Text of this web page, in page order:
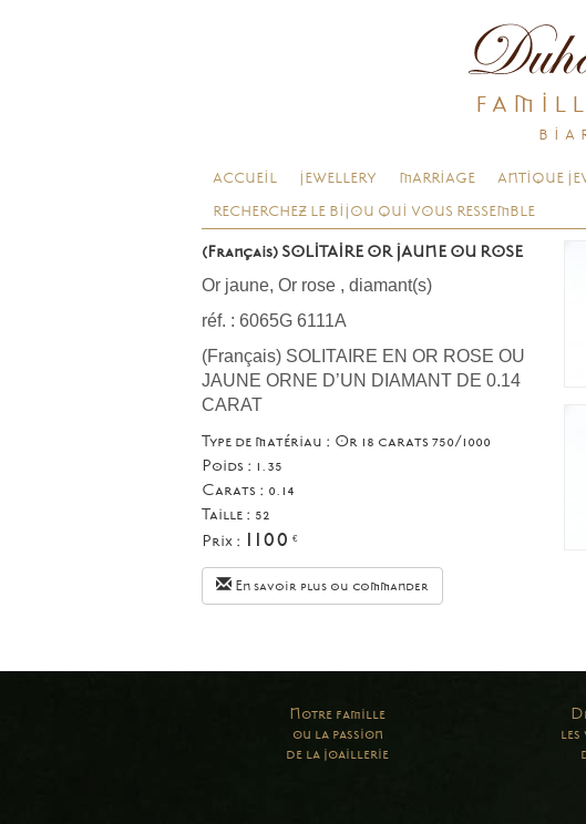
ACCUEIL JEWELLERY MARRIAGE ANTIQUE
RECHERCHEZ LE BIJOU QUI VOUS RESSEMBLE
(Français) SOLITAIRE OR JAUNE OU ROSE
Or jaune, Or rose , diamant(s)
réf. : 6065G 6111A
(Français) SOLITAIRE EN OR ROSE OU
JAUNE ORNE D’UN DIAMANT DE 0.14
CARAT
Type de matériau : Or 18 carats 750/1000
Poids : 1.35
Carats : 0.14
Taille : 52
Prix : 1100 €
En savoir plus ou commander
Notre famille
ou la passion
de la joaillerie
les